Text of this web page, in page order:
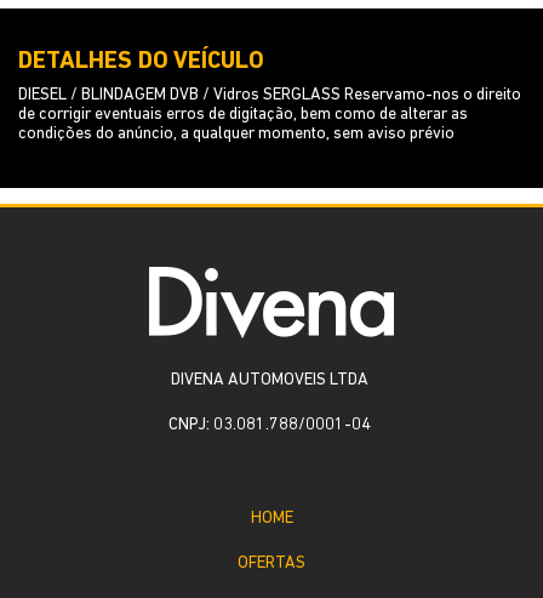
DETALHES DO VEÍCULO
DIESEL / BLINDAGEM DVB / Vidros SERGLASS Reservamo-nos o direito
de corrigir eventuais erros de digitação, bem como de alterar as
condições do anúncio, a qualquer momento, sem aviso prévio
DIVENA AUTOMOVEIS LTDA
CNPJ: 03.081.788/0001-04
HOME
OFERTAS